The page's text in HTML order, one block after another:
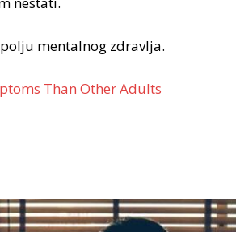
mentalnog zdravlja.
Than Other Adults